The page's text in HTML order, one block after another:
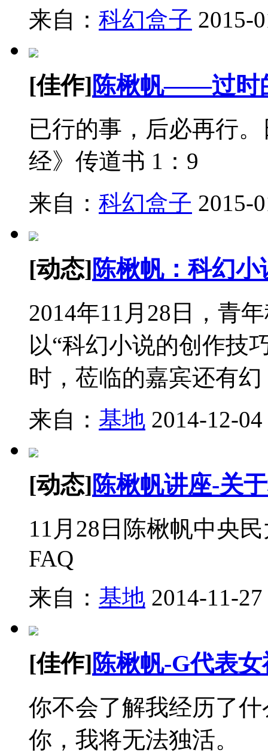
来自： 科幻盒子 2015-
[佳作]陈楸帆——过时
已行的事，后必再行
经》传道书 1：9
来自： 科幻盒子 2015-
[动态]陈楸帆：科幻
2014年11月28日，青
以“科幻小说的创作技
时，莅临的嘉宾还有幻
来自： 基地 2014-12-04
[动态]陈楸帆讲座-关
11月28日陈楸帆中央
FAQ
来自： 基地 2014-11-27
[佳作]陈楸帆-G代表
你不会了解我经历了
你，我将无法独活。